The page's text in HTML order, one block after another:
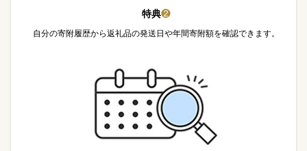
特典❷
自分の寄附履歴から返礼品の発送日や年間寄附額を確認できます。